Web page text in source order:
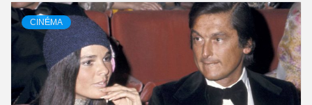
CINÉMA